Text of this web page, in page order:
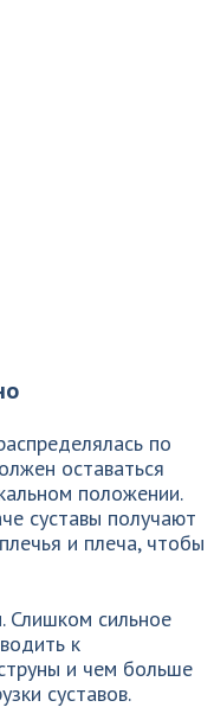
по
оставаться
положении.
суставы получают
и плеча, чтобы
Слишком сильное
к
и чем больше
суставов.